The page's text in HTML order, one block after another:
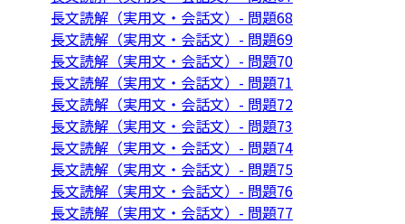
長文読解（実用文・会話文）- 問題68
長文読解（実用文・会話文）- 問題69
長文読解（実用文・会話文）- 問題70
長文読解（実用文・会話文）- 問題71
長文読解（実用文・会話文）- 問題72
長文読解（実用文・会話文）- 問題73
長文読解（実用文・会話文）- 問題74
長文読解（実用文・会話文）- 問題75
長文読解（実用文・会話文）- 問題76
長文読解（実用文・会話文）- 問題77